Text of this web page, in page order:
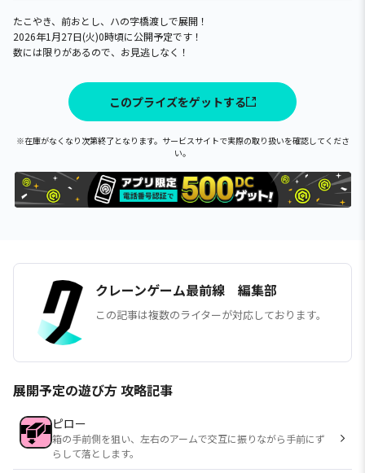
たこやき、前おとし、ハの字橋渡しで展開！
2026年1月27日(火)0時頃に公開予定です！
数には限りがあるので、お見逃しなく！
このプライズをゲットする
※在庫がなくなり次第終了となります。サービスサイトで実際の取り扱いを確認してくださ
い。
クレーンゲーム最前線 編集部
この記事は複数のライターが対応しております。
展開予定の遊び方 攻略記事
ピロー
箱の手前側を狙い、左右のアームで交互に振りながら手前にず
らして落とします。